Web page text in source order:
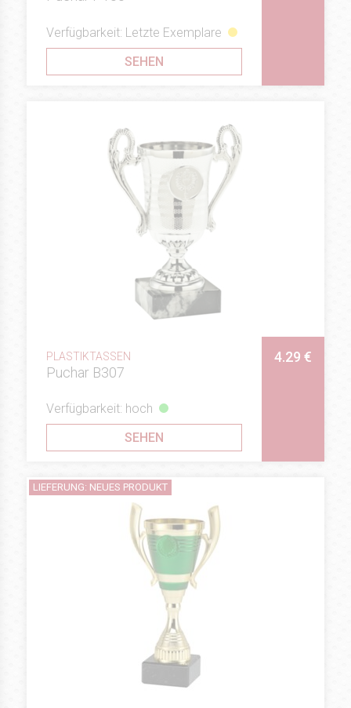
Verfügbarkeit: Letzte Exemplare
SEHEN
PLASTIKTASSEN
Puchar B307
4.29 €
Verfügbarkeit: hoch
SEHEN
LIEFERUNG: NEUES PRODUKT